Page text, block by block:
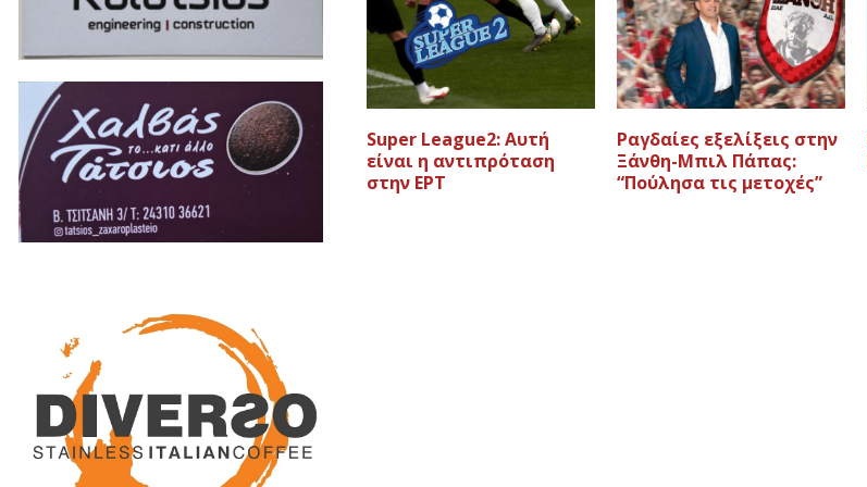
Super League2: Αυτή
είναι η αντιπρόταση
στην ΕΡΤ
Ραγδαίες εξελίξεις στην
Ξάνθη-Μπιλ Πάπας:
“Πούλησα τις μετοχές”